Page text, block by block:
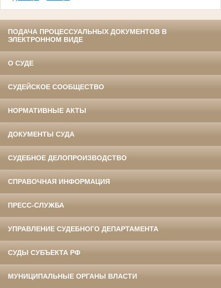
ПОДАЧА ПРОЦЕССУАЛЬНЫХ ДОКУМЕНТОВ В
ЭЛЕКТРОННОМ ВИДЕ
О СУДЕ
СУДЕЙСКОЕ СООБЩЕСТВО
НОРМАТИВНЫЕ АКТЫ
ДОКУМЕНТЫ СУДА
СУДЕБНОЕ ДЕЛОПРОИЗВОДСТВО
СПРАВОЧНАЯ ИНФОРМАЦИЯ
ПРЕСС-СЛУЖБА
УПРАВЛЕНИЕ СУДЕБНОГО ДЕПАРТАМЕНТА
СУДЫ СУБЪЕКТА РФ
МУНИЦИПАЛЬНЫЕ ОРГАНЫ ВЛАСТИ